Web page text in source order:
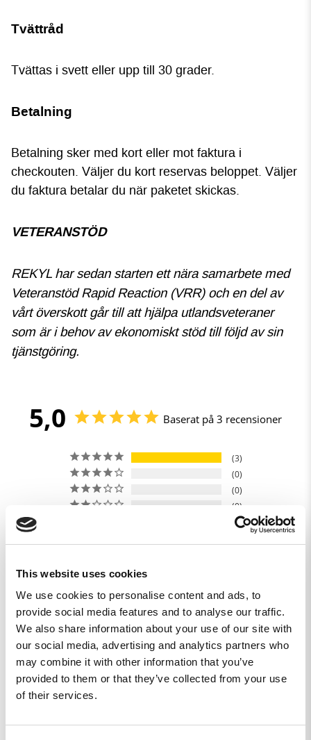
This website uses cookies
We use cookies to personalise content and ads, to
provide social media features and to analyse our traffic.
We also share information about your use of our site with
our social media, advertising and analytics partners who
may combine it with other information that you’ve
provided to them or that they’ve collected from your use
of their services.
Tvättråd
Tvättas i svett eller upp till 30 grader.
Betalning
Betalning sker med kort eller mot faktura i
checkouten. Väljer du kort reservas beloppet. Väljer
du faktura betalar du när paketet skickas.
VETERANSTÖD
REKYL har sedan starten ett nära samarbete med
Veteranstöd Rapid Reaction (VRR) och en del av
vårt överskott går till att hjälpa utlandsveteraner
som är i behov av ekonomiskt stöd till följd av sin
tjänstgöring.
5,0 Baserat på 3 recensioner
3
0
0
0
0
Ställ en fråga
Recensioner Frågor